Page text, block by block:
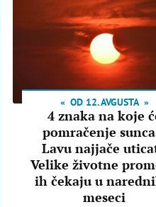
OD 12. AVGUSTA
4 znaka na koje
pomračenje
Lavu najjače
Velike životne
ih čekaju u
meseci